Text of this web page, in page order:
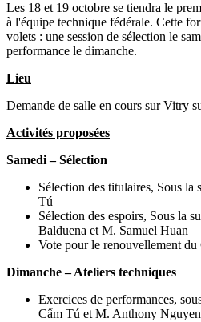
Les 18 et 19 octobre se tiendra le
à l'équipe technique fédérale. Cette
volets : une session de sélection le
performance le dimanche.
Lieu
Demande de salle en cours sur Vitry
Activités proposées
Samedi – Sélection
Sélection des titulaires, Sous
Tú
Sélection des espoirs, Sous la
Balduena et M. Samuel Huan
Vote pour le renouvellement du
Dimanche – Ateliers techniques
Exercices de performances,
Cẩm Tú et M. Anthony Nguyen